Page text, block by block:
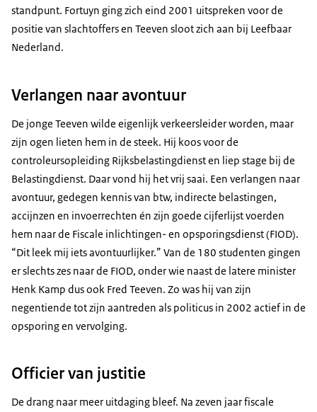
standpunt. Fortuyn ging zich eind 2001 uitspreken voor de
positie van slachtoffers en Teeven sloot zich aan bij Leefbaar
Nederland.
Verlangen naar avontuur
De jonge Teeven wilde eigenlijk verkeersleider worden, maar
zijn ogen lieten hem in de steek. Hij koos voor de
controleursopleiding Rijksbelastingdienst en liep stage bij de
Belastingdienst. Daar vond hij het vrij saai. Een verlangen naar
avontuur, gedegen kennis van btw, indirecte belastingen,
accijnzen en invoerrechten én zijn goede cijferlijst voerden
hem naar de Fiscale inlichtingen- en opsporingsdienst (FIOD).
“Dit leek mij iets avontuurlijker.” Van de 180 studenten gingen
er slechts zes naar de FIOD, onder wie naast de latere minister
Henk Kamp dus ook Fred Teeven. Zo was hij van zijn
negentiende tot zijn aantreden als politicus in 2002 actief in de
opsporing en vervolging.
Officier van justitie
De drang naar meer uitdaging bleef. Na zeven jaar fiscale